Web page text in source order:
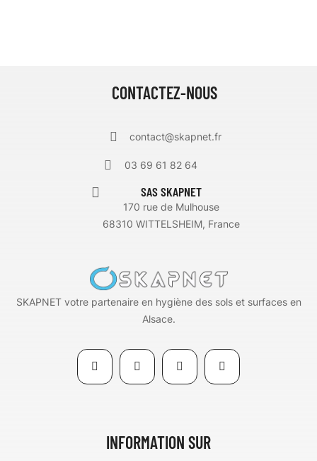
CONTACTEZ-NOUS
contact@skapnet.fr
03 69 61 82 64
SAS SKAPNET
170 rue de Mulhouse
68310 WITTELSHEIM, France
SKAPNET votre partenaire en hygiène des sols et surfaces en
Alsace.
INFORMATION SUR